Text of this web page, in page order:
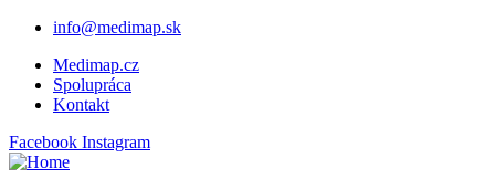
info@medimap.sk
Medimap.cz
Spolupráca
Kontakt
Facebook Instagram